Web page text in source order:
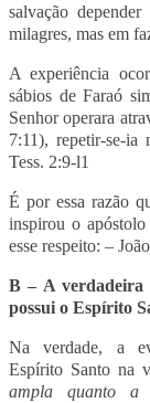
salvação
milagres, mas em
A experiência
sábios de Faraó
Senhor operara
7:11), repetir-
Tess. 2:9-l1
É por essa razão
inspirou o apóstolo
esse respeito: –
B – A verdadeira
possui o Espírito
Na verdade, a
Espírito Santo na
ampla quanto a